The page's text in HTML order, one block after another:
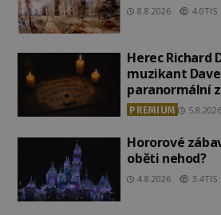
8.8.2026 4.0TIS
Herec Richard
muzikant
paranormální
PREMIUM 5.8.2026
Hororové
oběti nehod?
4.8.2026 3.4TIS